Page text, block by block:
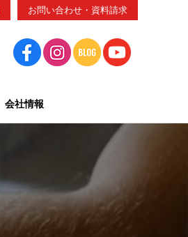
会社情報
お問い合わせ・資料請求